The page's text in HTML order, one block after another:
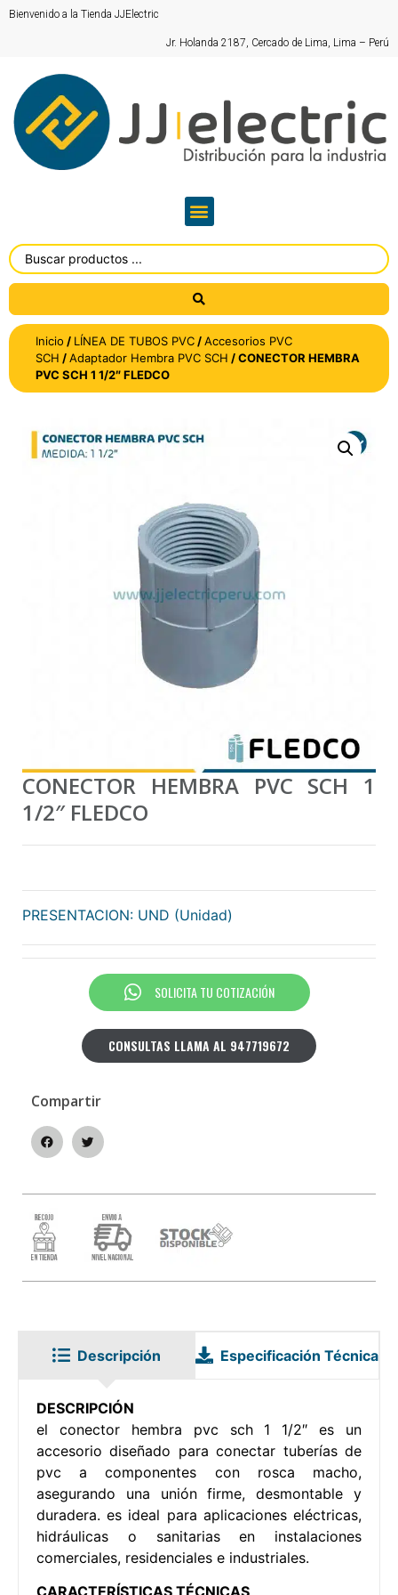
Bienvenido a la Tienda JJElectric
Jr. Holanda 2187, Cercado de Lima, Lima – Perú
Inicio / LÍNEA DE TUBOS PVC /Accesorios PVC
SCH /Adaptador Hembra PVC SCH / CONECTOR HEMBRA
PVC SCH 1 1/2″ FLEDCO
CONECTOR HEMBRA PVC SCH 1
1/2″ FLEDCO
PRESENTACION: UND (Unidad)
SOLICITA TU COTIZACIÓN
CONSULTAS LLAMA AL 947719672
Compartir
Descripción Especificación Técnica
DESCRIPCIÓN
el conector hembra pvc sch 1 1/2″ es un
accesorio diseñado para conectar tuberías de
pvc a componentes con rosca macho,
asegurando una unión firme, desmontable y
duradera. es ideal para aplicaciones eléctricas,
hidráulicas o sanitarias en instalaciones
comerciales, residenciales e industriales.
CARACTERÍSTICAS TÉCNICAS